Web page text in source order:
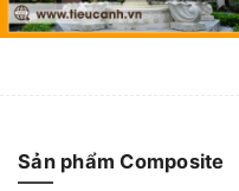
Sản phẩm Composite